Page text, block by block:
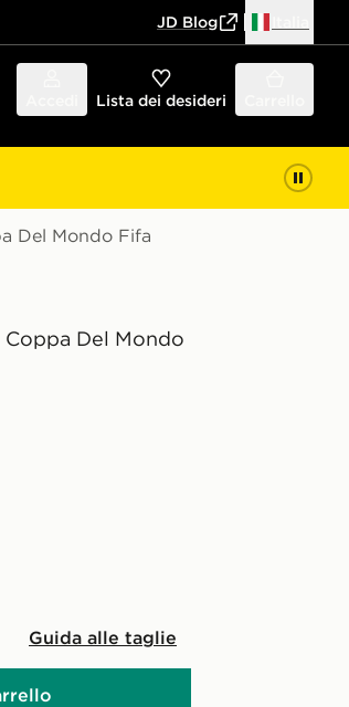
JD Blog
Lista dei desideri
Del Mondo Fifa
Del Mondo
Guida alle taglie